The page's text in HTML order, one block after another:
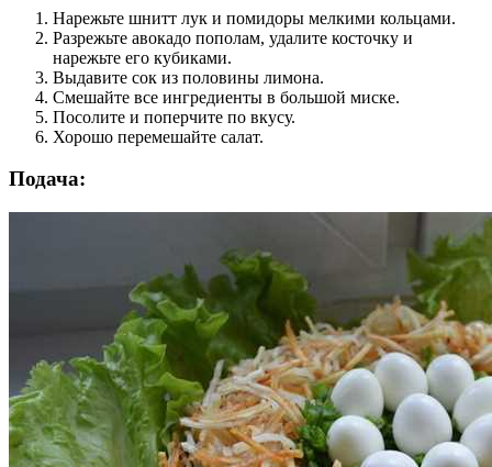
Нарежьте шнитт лук и помидоры мелкими кольцами.
Разрежьте авокадо пополам, удалите косточку и
нарежьте его кубиками.
Выдавите сок из половины лимона.
Смешайте все ингредиенты в большой миске.
Посолите и поперчите по вкусу.
Хорошо перемешайте салат.
Подача: